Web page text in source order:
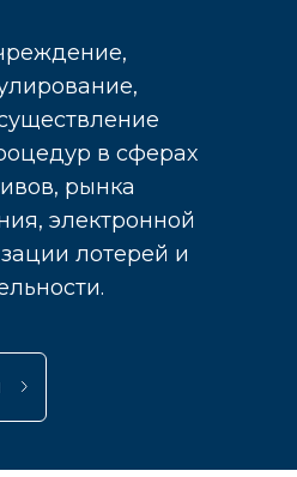
в сферах
рынка
электронной
лотерей и